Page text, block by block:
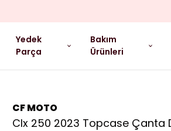
Yedek
Parça
Bakım
Ürünleri
CF MOTO
Clx 250 2023 Topcase Çanta